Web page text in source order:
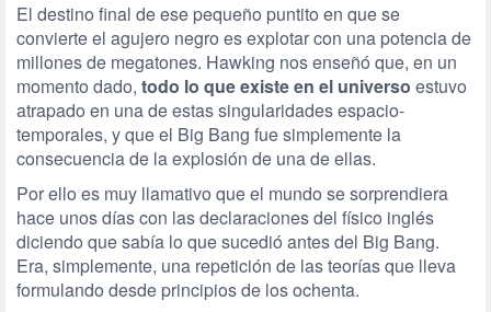
El destino final de ese pequeño puntito en que se
convierte el agujero negro es explotar con una potencia de
millones de megatones. Hawking nos enseñó que, en un
momento dado, todo lo que existe en el universo estuvo
atrapado en una de estas singularidades espacio-
temporales, y que el Big Bang fue simplemente la
consecuencia de la explosión de una de ellas.
Por ello es muy llamativo que el mundo se sorprendiera
hace unos días con las declaraciones del físico inglés
diciendo que sabía lo que sucedió antes del Big Bang.
Era, simplemente, una repetición de las teorías que lleva
formulando desde principios de los ochenta.